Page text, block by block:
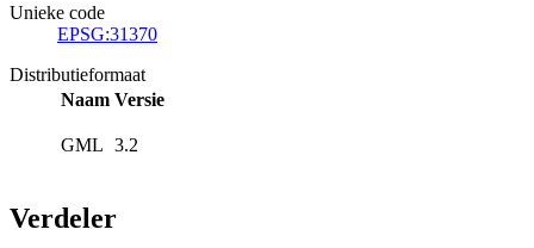
Unieke code
EPSG:31370
Distributieformaat
Naam Versie
GML 3.2
Verdeler